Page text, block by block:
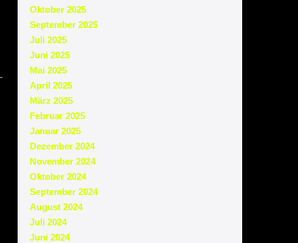
Oktober 2025
September 2025
Juli 2025
Juni 2025
Mai 2025
April 2025
März 2025
Februar 2025
Januar 2025
Dezember 2024
November 2024
Oktober 2024
September 2024
August 2024
Juli 2024
Juni 2024